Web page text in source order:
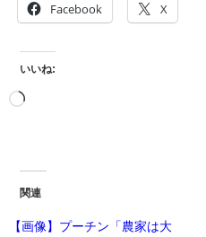
Facebook X
いいね:
関連
【画像】プーチン「農家は大